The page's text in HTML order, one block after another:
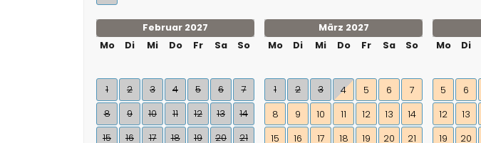
Februar 2027
Mo
Di Mi Do Fr Sa So
1 2 3 4 5 6
7
8
9 10 11 12 13
14
15
16 17 18 19 20
21
März 2027
Mo
Di Mi Do Fr Sa So
1 2 3 4 5 6
7
8
9 10 11 12 13
14
15
16 17 18 19 20
21
Mo
Di
5
6
12
13
19
20